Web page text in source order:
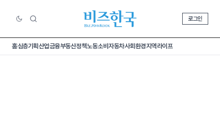
로그인
홈심층기획산업금융부동산정책노동소비 자동차사회환경지역라이프